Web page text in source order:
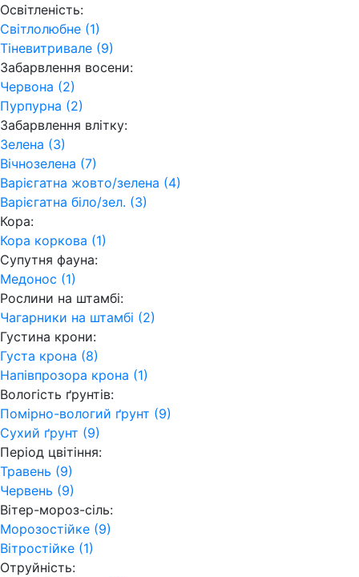
Освітленість:
Світлолюбне (1)
Тіневитривале (9)
Забарвлення восени:
Червона (2)
Пурпурна (2)
Забарвлення влітку:
Зелена (3)
Вічнозелена (7)
Варієгатна жовто/зелена (4)
Варієгатна біло/зел. (3)
Кора:
Кора коркова (1)
Супутня фауна:
Медонос (1)
Рослини на штамбі:
Чагарники на штамбі (2)
Густина крони:
Густа крона (8)
Напівпрозора крона (1)
Вологість ґрунтів:
Помірно-вологий ґрунт (9)
Сухий ґрунт (9)
Період цвітіння:
Травень (9)
Червень (9)
Вітер-мороз-сіль:
Морозостійке (9)
Вітростійке (1)
Отруйність: